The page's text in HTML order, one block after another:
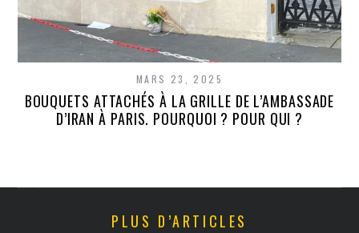
MARS 23, 2025
BOUQUETS ATTACHÉS À LA GRILLE DE L’AMBASSADE
D’IRAN À PARIS. POURQUOI ? POUR QUI ?
PLUS D’ARTICLES